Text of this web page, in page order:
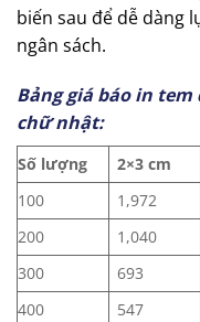
biến sau để dễ dàng
ngân sách.
Bảng giá báo in
chữ nhật:
Số lượng 2×3 cm
100
1,972
200
1,040
300
693
400
547